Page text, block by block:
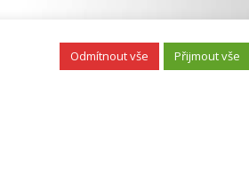
Odmítnout vše Přijmout vše